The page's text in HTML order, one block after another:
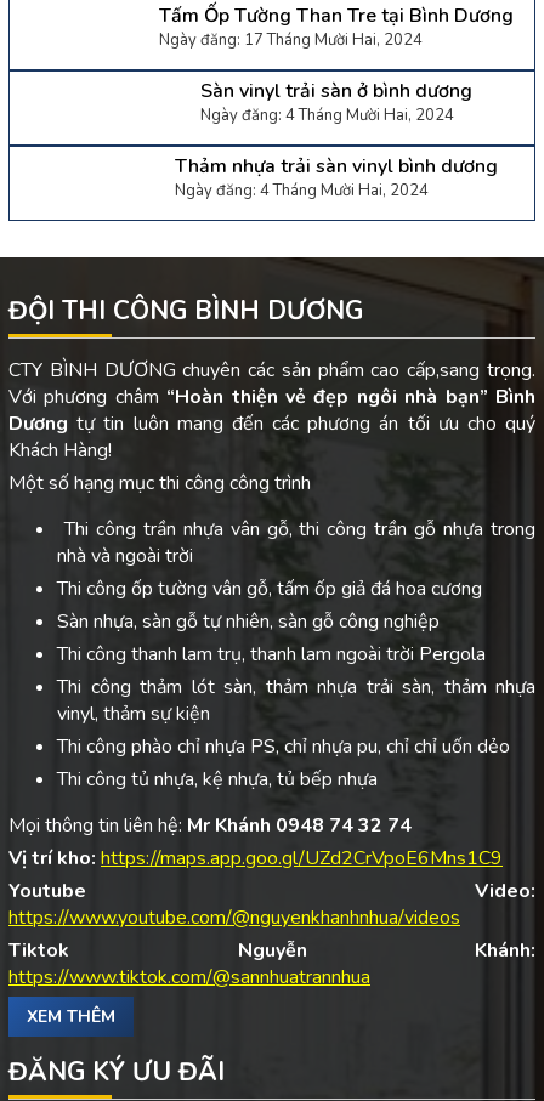
Tấm Ốp Tường Than Tre tại Bình Dương
Ngày đăng: 17 Tháng Mười Hai, 2024
Sàn vinyl trải sàn ở bình dương
Ngày đăng: 4 Tháng Mười Hai, 2024
Thảm nhựa trải sàn vinyl bình dương
Ngày đăng: 4 Tháng Mười Hai, 2024
ĐỘI THI CÔNG BÌNH DƯƠNG
CTY BÌNH DƯƠNG chuyên các sản phẩm cao cấp,sang trọng.
Với phương châm “Hoàn thiện vẻ đẹp ngôi nhà bạn” Bình
Dươngtự tin luôn mang đến các phương án tối ưu cho quý
Khách Hàng!
Một số hạng mục thi công công trình
Thi công trần nhựa vân gỗ, thi công trần gỗ nhựa trong
nhà và ngoài trời
Thi công ốp tường vân gỗ, tấm ốp giả đá hoa cương
Sàn nhựa, sàn gỗ tự nhiên, sàn gỗ công nghiệp
Thi công thanh lam trụ, thanh lam ngoài trời Pergola
Thi công thảm lót sàn, thảm nhựa trải sàn, thảm nhựa
vinyl, thảm sự kiện
Thi công phào chỉ nhựa PS, chỉ nhựa pu, chỉ chỉ uốn dẻo
Thi công tủ nhựa, kệ nhựa, tủ bếp nhựa
Mọi thông tin liên hệ: Mr Khánh 0948 74 32 74
Vị trí kho: https://maps.app.goo.gl/UZd2CrVpoE6Mns1C9
Youtube Video:
https://www.youtube.com/@nguyenkhanhnhua/videos
Tiktok Nguyễn Khánh:
https://www.tiktok.com/@sannhuatrannhua
XEM THÊM
ĐĂNG KÝ ƯU ĐÃI